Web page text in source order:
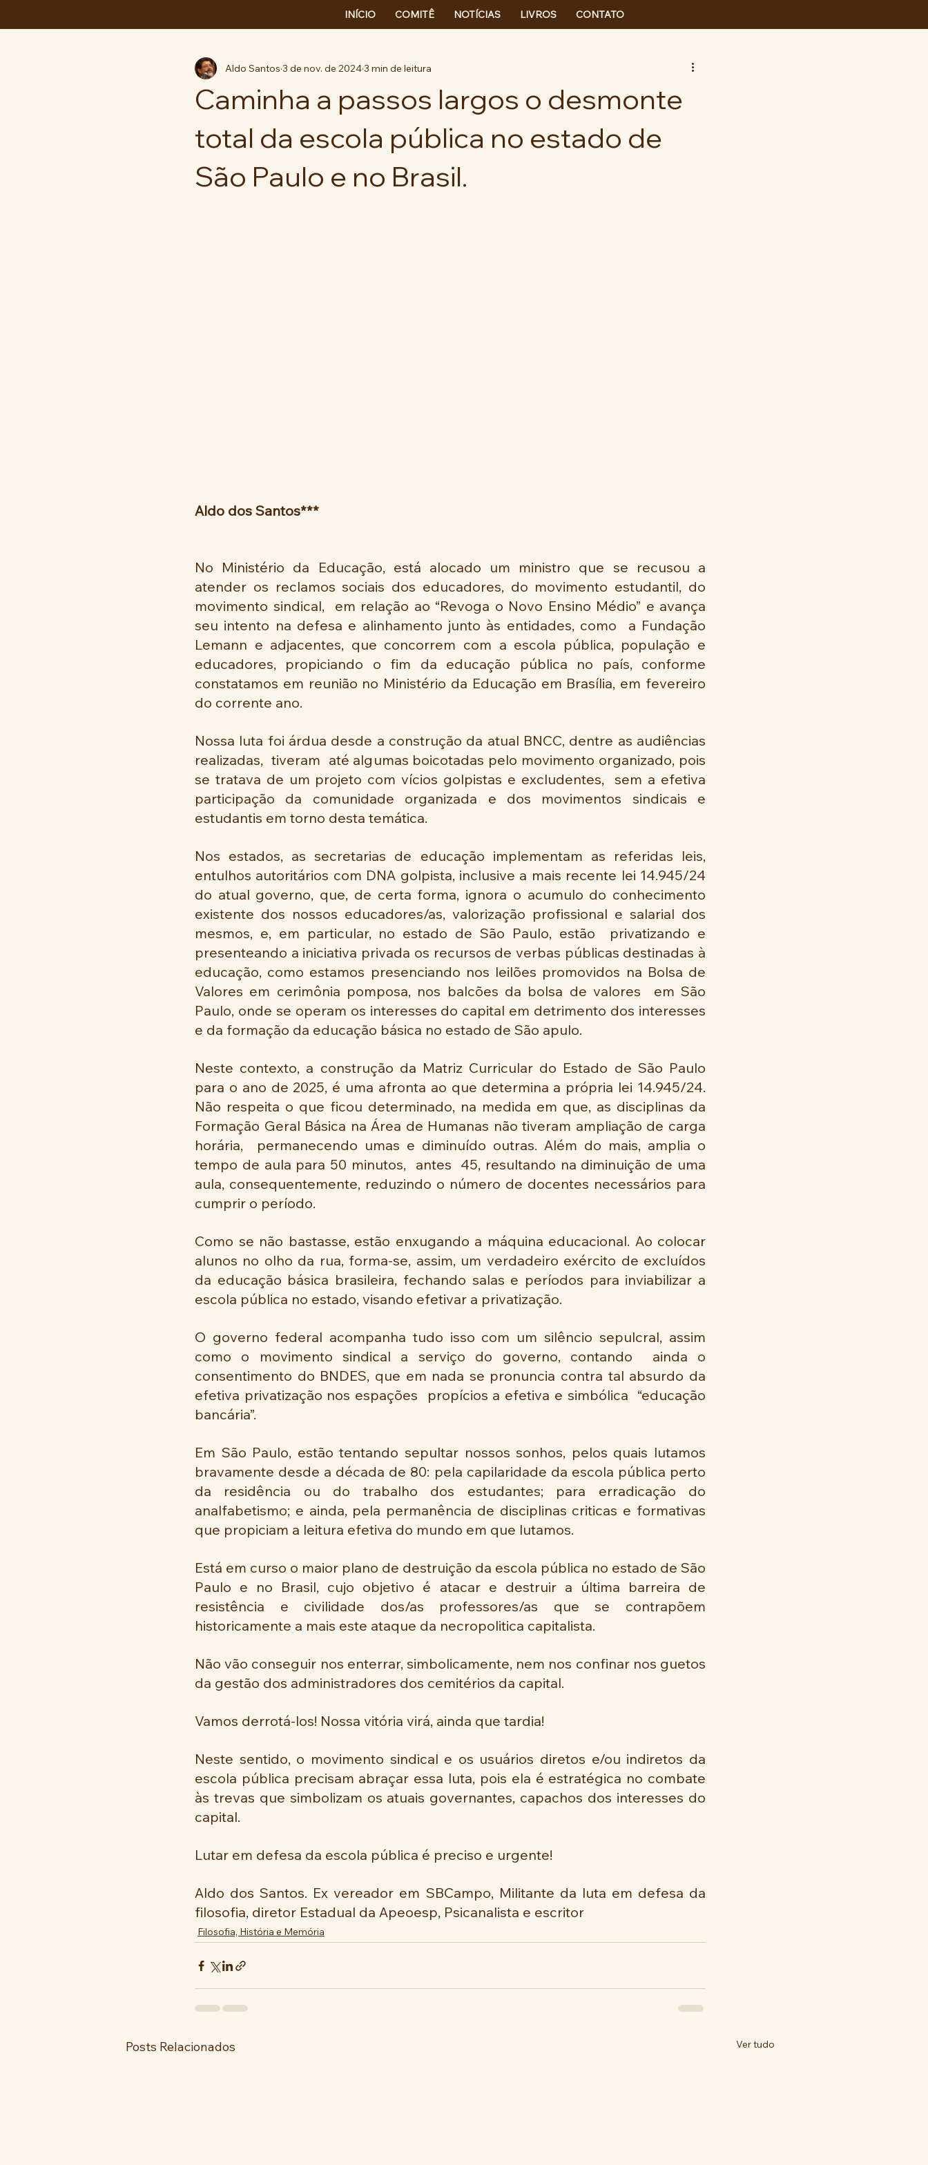
INÍCIO COMITÊ NOTÍCIAS LIVROS CONTATO
Caminha a passos largos o desmonte
total da escola pública no estado de
São Paulo e no Brasil.
Aldo Santos 3 de nov. de 20243 min de leitura
Aldo dos Santos***
No Ministério da Educação, está alocado um ministro que se recusou a
atender os reclamos sociais dos educadores, do movimento estudantil, do
movimento sindical,  em relação ao “Revoga o Novo Ensino Médio” e avança
seu intento na defesa e alinhamento junto às entidades, como  a Fundação
Lemann e adjacentes, que concorrem com a escola pública, população e
educadores, propiciando o fim da educação pública no país, conforme
constatamos em reunião no Ministério da Educação em Brasília, em fevereiro
do corrente ano.
Nossa luta foi árdua desde a construção da atual BNCC, dentre as audiências
realizadas,  tiveram  até algumas boicotadas pelo movimento organizado, pois
se tratava de um projeto com vícios golpistas e excludentes,  sem a efetiva
participação da comunidade organizada e dos movimentos sindicais e
estudantis em torno desta temática.
Nos estados, as secretarias de educação implementam as referidas leis,
entulhos autoritários com DNA golpista, inclusive a mais recente lei 14.945/24
do atual governo, que, de certa forma, ignora o acumulo do conhecimento
existente dos nossos educadores/as, valorização profissional e salarial dos
mesmos, e, em particular, no estado de São Paulo, estão  privatizando e
presenteando a iniciativa privada os recursos de verbas públicas destinadas à
educação, como estamos presenciando nos leilões promovidos na Bolsa de
Valores em cerimônia pomposa, nos balcões da bolsa de valores  em São
Paulo, onde se operam os interesses do capital em detrimento dos interesses
e da formação da educação básica no estado de São apulo.
Neste contexto, a construção da Matriz Curricular do Estado de São Paulo
para o ano de 2025, é uma afronta ao que determina a própria lei 14.945/24.
Não respeita o que ficou determinado, na medida em que, as disciplinas da
Formação Geral Básica na Área de Humanas não tiveram ampliação de carga
horária,  permanecendo umas e diminuído outras. Além do mais, amplia o
tempo de aula para 50 minutos,  antes  45, resultando na diminuição de uma
aula, consequentemente, reduzindo o número de docentes necessários para
cumprir o período.
Como se não bastasse, estão enxugando a máquina educacional. Ao colocar
alunos no olho da rua, forma-se, assim, um verdadeiro exército de excluídos
da educação básica brasileira, fechando salas e períodos para inviabilizar a
escola pública no estado, visando efetivar a privatização.
O governo federal acompanha tudo isso com um silêncio sepulcral, assim
como o movimento sindical a serviço do governo, contando  ainda o
consentimento do BNDES, que em nada se pronuncia contra tal absurdo da
efetiva privatização nos espações  propícios a efetiva e simbólica  “educação
bancária”.
Em São Paulo, estão tentando sepultar nossos sonhos, pelos quais lutamos
bravamente desde a década de 80: pela capilaridade da escola pública perto
da residência ou do trabalho dos estudantes; para erradicação do
analfabetismo; e ainda, pela permanência de disciplinas criticas e formativas
que propiciam a leitura efetiva do mundo em que lutamos.
Está em curso o maior plano de destruição da escola pública no estado de São
Paulo e no Brasil, cujo objetivo é atacar e destruir a última barreira de
resistência e civilidade dos/as professores/as que se contrapõem
historicamente a mais este ataque da necropolitica capitalista.
Não vão conseguir nos enterrar, simbolicamente, nem nos confinar nos guetos
da gestão dos administradores dos cemitérios da capital.
Vamos derrotá-los! Nossa vitória virá, ainda que tardia!
Neste sentido, o movimento sindical e os usuários diretos e/ou indiretos da
escola pública precisam abraçar essa luta, pois ela é estratégica no combate
às trevas que simbolizam os atuais governantes, capachos dos interesses do
capital.
Lutar em defesa da escola pública é preciso e urgente!
Aldo dos Santos. Ex vereador em SBCampo, Militante da luta em defesa da
filosofia, diretor Estadual da Apeoesp, Psicanalista e escritor
Filosofia, História e Memória
Posts Relacionados Ver tudo